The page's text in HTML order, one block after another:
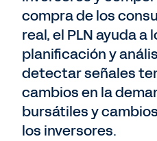
compra de los
real, el PLN ayuda a
planificación y
detectar señales
cambios en la
bursátiles y
los inversores.